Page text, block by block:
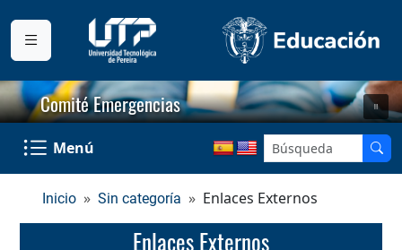
Comité Emergencias
Menú
Inicio Sin categoría Enlaces Externos
Enlaces Externos